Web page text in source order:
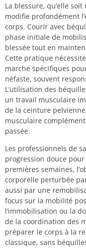
La blessure, qu’elle
modifie profondément
corps. Courir avec
phase initiale de
blessée tout en
Cette pratique
marche spécifiques
néfaste, souvent
L’utilisation des
un travail musculaire
de la ceinture
musculaire
passée.
Les professionnels de
progression douce
premières semaines,
corporelle perturbée
aussi par une
focus sur la mobilité
l’immobilisation ou la
de la coordination des
préparer le corps à la
classique, sans